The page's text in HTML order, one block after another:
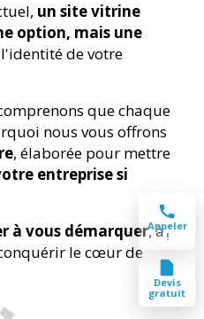
un site vitrine
option, mais une
de votre
que chaque
nous vous offrons
, élaborée pour mettre
entreprise si
à vous démarquer, à
le cœur de
Appeler
!
Devis
gratuit